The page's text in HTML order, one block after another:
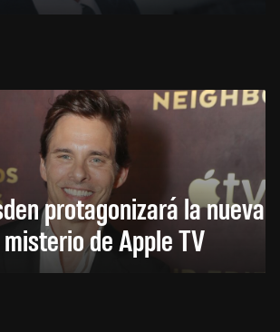
protagonizará la nueva
de Apple TV